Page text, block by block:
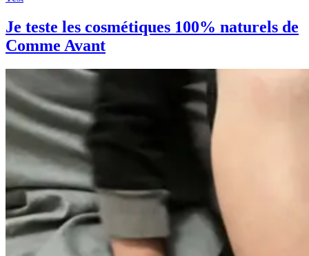
Je teste les cosmétiques 100% naturels de
Comme Avant